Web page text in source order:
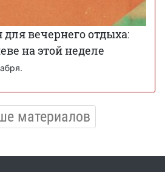
вечернего отдыха:
на этой неделе
материалов